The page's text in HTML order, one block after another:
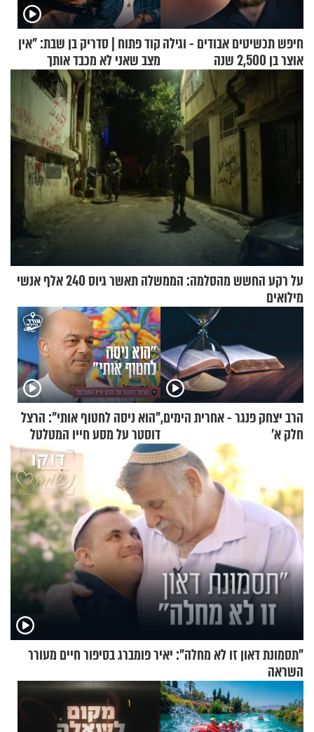
חיפש תכשיטים אבודים - וגילה
אוצר בן 2,500 שנה
קוד פתוח | סדריק בן שבת: "אין
מצב שאני לא מכבד אותך
בבוקר בהנחת תפילין"
על רקע החשש מהסלמה: הממשלה תאשר גיוס 240 אלף אנשי
מילואים
הרב יצחק פנגר - אחרית הימים,
חלק א’
"הוא ניסה לחטוף אותי": הרצל
דוסטר על מסע חייו המטלטל
"תסמונת דאון זו לא מחלה": יאיר פומברג בסיפור חיים מעורר
השראה